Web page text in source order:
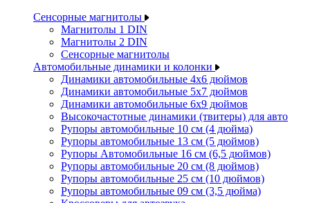
Сенсорные магнитолы
Магнитолы 1 DIN
Магнитолы 2 DIN
Сенсорные магнитолы
Автомобильные динамики и колонки
Динамики автомобильные 4x6 дюймов
Динамики автомобильные 5x7 дюймов
Динамики автомобильные 6x9 дюймов
Высокочастотные динамики (твитеры) для авто
Рупоры автомобильные 10 см (4 дюйма)
Рупоры автомобильные 13 см (5 дюймов)
Рупоры Автомобильные 16 см (6,5 дюймов)
Рупоры автомобильные 20 см (8 дюймов)
Рупоры автомобильные 25 см (10 дюймов)
Рупоры автомобильные 09 см (3,5 дюйма)